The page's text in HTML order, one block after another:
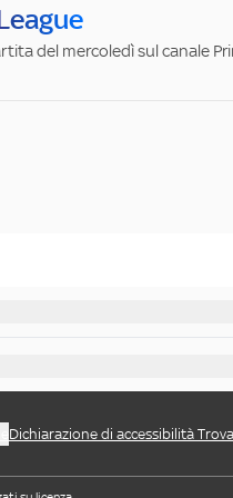
del mercoledì sul canale
Dichiarazione di accessibilità